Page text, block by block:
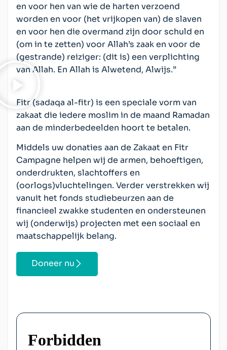
en voor hen van wie de harten verzoend
worden en voor (het vrijkopen van) de slaven
en voor hen die overmand zijn door schuld en
(om in te zetten) voor Allah’s zaak en voor de
(gestrande) reiziger: (dit is) een verplichting
van Allah. En Allah is Alwetend, Alwijs.”
Fitr (sadaqa al-fitr) is een speciale vorm van
zakaat die iedere moslim in de maand Ramadan
aan de minderbedeelden hoort te betalen.
Middels uw donaties aan de Zakaat en Fitr
Campagne helpen wij de armen, behoeftigen,
onderdrukten, slachtoffers en
(oorlogs)vluchtelingen. Verder verstrekken wij
vanuit het fonds studiebeurzen aan de
financieel zwakke studenten en ondersteunen
wij (onderwijs) projecten met een sociaal en
maatschappelijk belang.
Doneer nu